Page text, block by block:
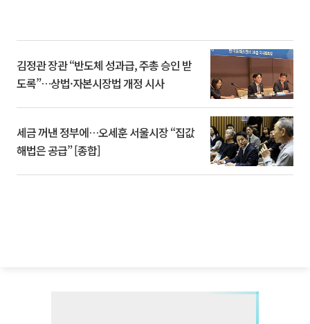
김정관 장관 “반도체 성과급, 주총 승인 받
도록”…상법·자본시장법 개정 시사
세금 꺼낸 정부에…오세훈 서울시장 “집값
해법은 공급” [종합]